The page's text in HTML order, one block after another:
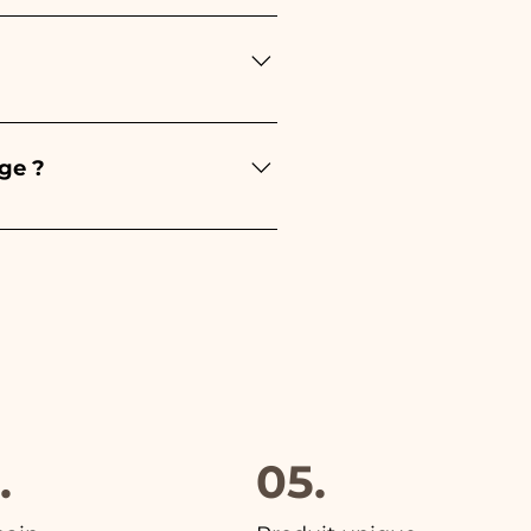
: - Pour la
ce sera rouge
soin de vos commandes
?
De plus, dans toutes
05.